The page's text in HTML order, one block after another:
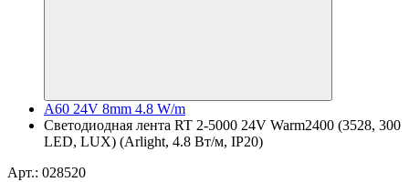
A60 24V 8mm 4.8 W/m
Светодиодная лента RT 2-5000 24V Warm2400 (3528, 300
LED, LUX) (Arlight, 4.8 Вт/м, IP20)
Арт.: 028520